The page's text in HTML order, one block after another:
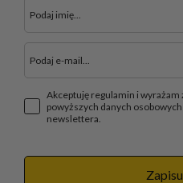
Akceptuję regulamin i wyrażam
powyższych danych
newslettera.